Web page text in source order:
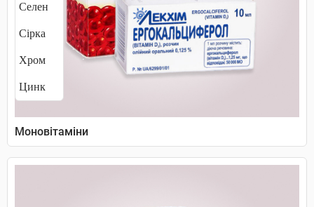
Селен
Сірка
Хром
Цинк
Моновітаміни